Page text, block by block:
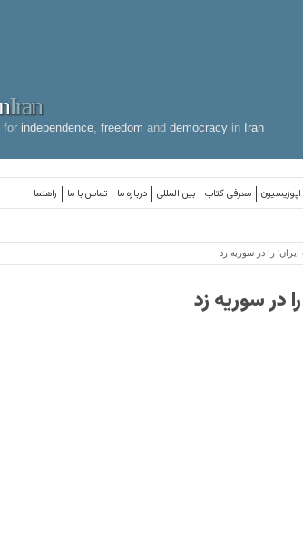
Iran
for independence freedom and democracy in Iran
راهنما تماس با ما درباره ما بین المللی معرفی کتاب اپوزیسیون
را در سوریه زد
در سوریه زد